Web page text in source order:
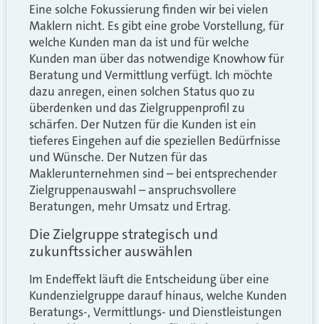
Eine solche Fokussierung finden wir bei vielen
Maklern nicht. Es gibt eine grobe Vorstellung, für
welche Kunden man da ist und für welche
Kunden man über das notwendige Knowhow für
Beratung und Vermittlung verfügt. Ich möchte
dazu anregen, einen solchen Status quo zu
überdenken und das Zielgruppenprofil zu
schärfen. Der Nutzen für die Kunden ist ein
tieferes Eingehen auf die speziellen Bedürfnisse
und Wünsche. Der Nutzen für das
Maklerunternehmen sind – bei entsprechender
Zielgruppenauswahl – anspruchsvollere
Beratungen, mehr Umsatz und Ertrag.
Die Zielgruppe strategisch und
zukunftssicher auswählen
Im Endeffekt läuft die Entscheidung über eine
Kundenzielgruppe darauf hinaus, welche Kunden
Beratungs-, Vermittlungs- und Dienstleistungen